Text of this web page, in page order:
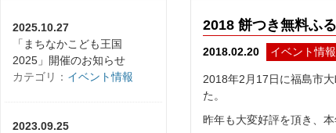
2018 餅つき無料ふ
2018.02.20 イベント情報
2018年2月17日に福島市
た。
昨年も大変好評を頂き、
2025.10.27
「まちなかこども王国
2025」開催のお知らせ
カテゴリ： イベント情報
2023.09.25